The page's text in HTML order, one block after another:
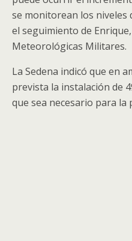
se monitorean los niveles
el seguimiento de
Meteorológicas Militares.
La Sedena indicó que en
prevista la instalación de
que sea necesario para la